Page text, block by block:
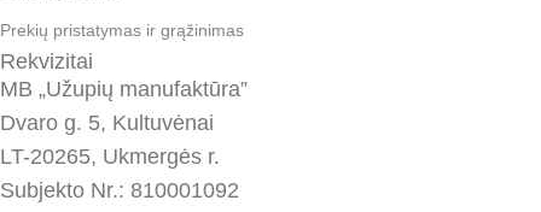
Prekių pristatymas ir grąžinimas
Rekvizitai
MB „Užupių manufaktūra”
Dvaro g. 5, Kultuvėnai
LT-20265, Ukmergės r.
Subjekto Nr.: 810001092